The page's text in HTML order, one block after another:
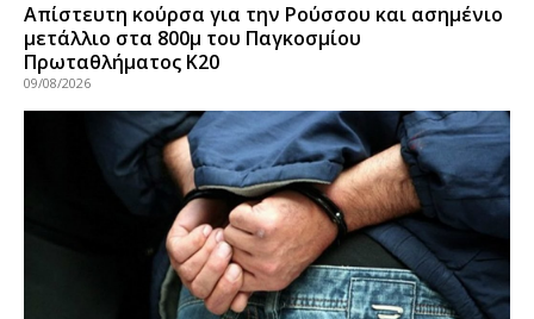
Απίστευτη κούρσα για την Ρούσσου και ασημένιο
μετάλλιο στα 800μ του Παγκοσμίου
Πρωταθλήματος Κ20
09/08/2026